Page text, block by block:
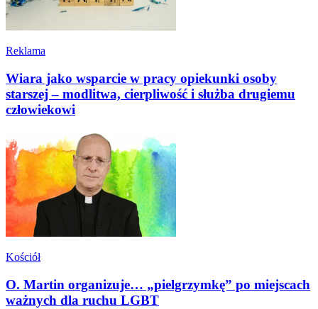
Reklama
Wiara jako wsparcie w pracy opiekunki osoby
starszej – modlitwa, cierpliwość i służba drugiemu
człowiekowi
Kościół
O. Martin organizuje… „pielgrzymkę” po miejscach
ważnych dla ruchu LGBT